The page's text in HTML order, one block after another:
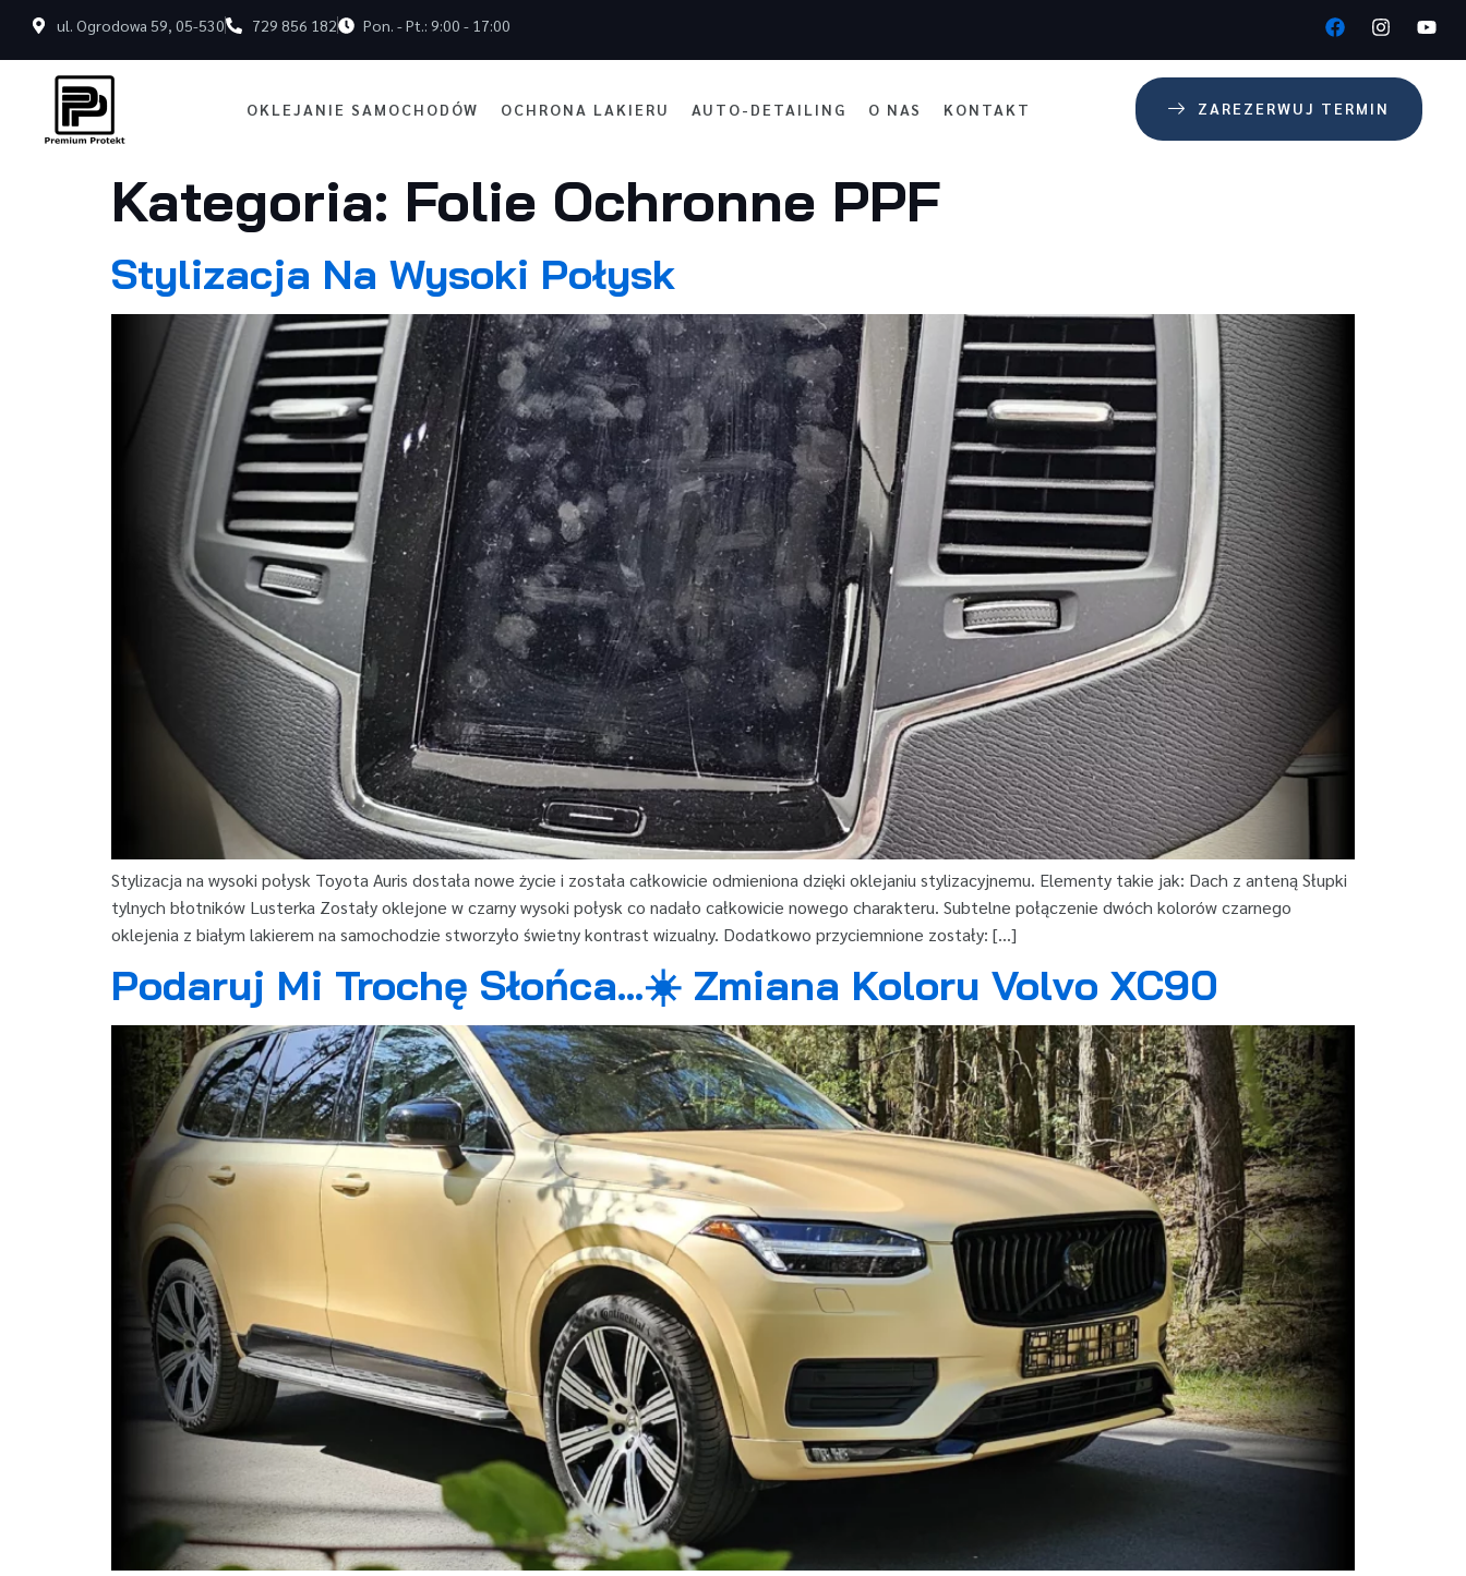
ul. Ogrodowa 59, 05-530 729 856 182 Pon. - Pt.: 9:00 - 17:00
OKLEJANIE SAMOCHODÓW OCHRONA LAKIERU AUTO-DETAILING O NAS KONTAKT ZAREZERWUJ TERMIN
Kategoria: Folie Ochronne PPF
Stylizacja Na Wysoki Połysk
Stylizacja na wysoki połysk Toyota Auris dostała nowe życie i została całkowicie odmieniona dzięki oklejaniu stylizacyjnemu. Elementy takie jak: Dach z anteną Słupki
tylnych błotników Lusterka Zostały oklejone w czarny wysoki połysk co nadało całkowicie nowego charakteru. Subtelne połączenie dwóch kolorów czarnego
oklejenia z białym lakierem na samochodzie stworzyło świetny kontrast wizualny. Dodatkowo przyciemnione zostały: […]
Podaruj Mi Trochę Słońca…☀️ Zmiana Koloru Volvo XC90